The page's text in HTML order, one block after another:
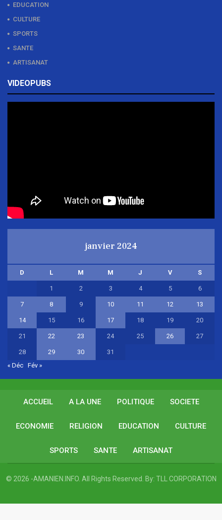
EDUCATION
CULTURE
SPORTS
SANTE
ARTISANAT
VIDEOPUBS
janvier 2024
D L M M J V S
1 2 3 4 5 6
7 8 9 10 11 12 13
14 15 16 17 18 19 20
21 22 23 24 25 26 27
28 29 30
31
« Déc Fév »
ACCUEIL A LA UNE POLITIQUE SOCIETE
ECONOMIE RELIGION EDUCATION CULTURE
SPORTS SANTE ARTISANAT
© 2026 -AMANIEN.INFO. All Rights Reserved. By: TLL CORPORATION